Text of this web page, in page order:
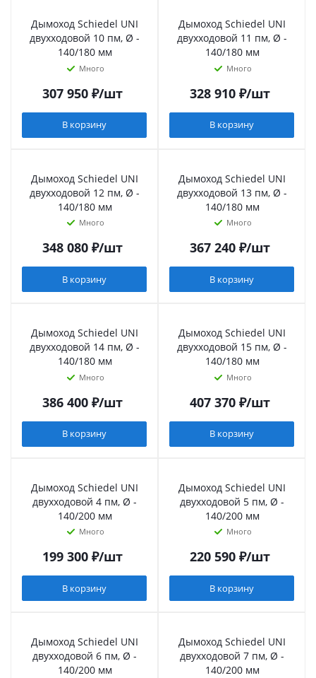
Дымоход Schiedel UNI
двухходовой 10 пм, Ø -
140/180 мм
Много
307 950₽/шт
В корзину
Дымоход Schiedel UNI
двухходовой 11 пм, Ø -
140/180 мм
Много
328 910₽/шт
В корзину
Дымоход Schiedel UNI
двухходовой 12 пм, Ø -
140/180 мм
Много
348 080₽/шт
В корзину
Дымоход Schiedel UNI
двухходовой 13 пм, Ø -
140/180 мм
Много
367 240₽/шт
В корзину
Дымоход Schiedel UNI
двухходовой 14 пм, Ø -
140/180 мм
Много
386 400₽/шт
В корзину
Дымоход Schiedel UNI
двухходовой 15 пм, Ø -
140/180 мм
Много
407 370₽/шт
В корзину
Дымоход Schiedel UNI
двухходовой 4 пм, Ø -
140/200 мм
Много
199 300₽/шт
В корзину
Дымоход Schiedel UNI
двухходовой 5 пм, Ø -
140/200 мм
Много
220 590₽/шт
В корзину
Дымоход Schiedel UNI
двухходовой 6 пм, Ø -
140/200 мм
Дымоход Schiedel UNI
двухходовой 7 пм, Ø -
140/200 мм